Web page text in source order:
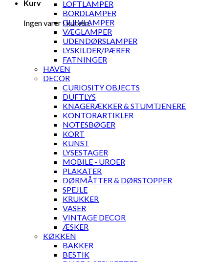
Kurv
Ingen varer i kurven.
LOFTLAMPER
BORDLAMPER
GULVLAMPER
VÆGLAMPER
UDENDØRSLAMPER
LYSKILDER/PÆRER
FATNINGER
HAVEN
DECOR
CURIOSITY OBJECTS
DUFTLYS
KNAGERÆKKER & STUMTJENERE
KONTORARTIKLER
NOTESBØGER
KORT
KUNST
LYSESTAGER
MOBILE - UROER
PLAKATER
DØRMÅTTER & DØRSTOPPER
SPEJLE
KRUKKER
VASER
VINTAGE DECOR
ÆSKER
KØKKEN
BAKKER
BESTIK